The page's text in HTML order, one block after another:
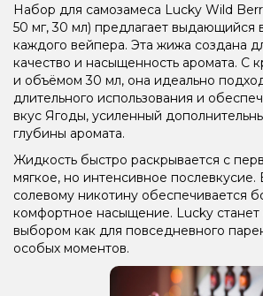
Набор для самозамеса Lucky Wild
50 мг, 30 мл) предлагает выдающийся
каждого вейпера. Эта жижа создана
качество и насыщенность аромата. С
и объёмом 30 мл, она идеально
длительного использования и
вкус Ягоды, усиленный
глубины аромата.
Жидкость быстро раскрывается с
мягкое, но интенсивное послевкусие.
солевому никотину обеспечивается
комфортное насыщение. Lucky станет
выбором как для повседневного
особых моментов.